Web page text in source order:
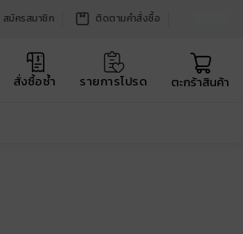
สมัครสมาชิก ติดตามคำสั่งซื้อ
สั่งซื้อซ้ำ รายการโปรด ตะกร้าสินค้า